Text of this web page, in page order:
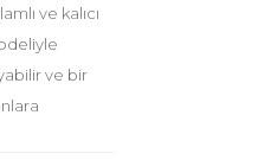
ve kalıcı
ve bir